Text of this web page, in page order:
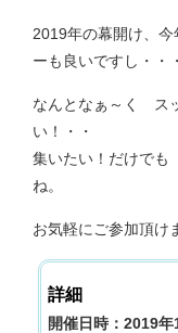
2019年の幕開け、
ーも良いですし・・・
なんとなぁ～く ス
い！・・
集いたい！だけで
ね。
お気軽にご参加頂け
詳細
開催日時：2019